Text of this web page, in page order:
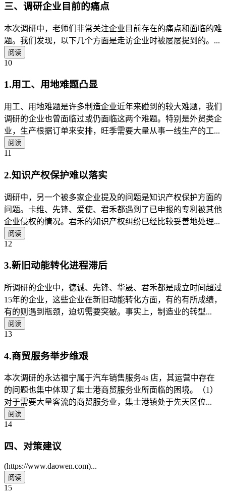
三、调研企业目前的痛点
本次调研中，老师们非常关注企业目前存在的痛点和面临的难
题。我们发现，以下几个方面是走访企业时被屡屡提到的。...
阅读
10
1.用工、用地难题凸显
用工、用地难题是许多制造企业近年来碰到的较大难题，我们
调研的企业也曾面临过或仍面临这两个难题。特别是外贸类企
业，生产根据订单来安排，旺季需要大量从事一线生产的工...
阅读
11
2.知识产权保护难以落实
调研中，另一个被多家企业提及的问题是知识产权保护方面的
问题。卡维、先锋、爱使、君禾都遇到了已申报的专利被其他
企业侵权的情况。君禾的知识产权纠纷已经比较妥善地处理...
阅读
12
3.新旧动能转化进程滞后
所调研的企业中，德诚、先锋、华晟、君禾都是成立时间超过
15年的企业，这些企业在新旧动能转化方面，有的有所成绩，
有的则遇到瓶颈，迫切需要突破。事实上，制造业的转型...
阅读
13
4.商贸服务举步维艰
本次调研的永达福宁属于汽车销售服务4s 店，其运营中存在
的问题也集中体现了集士港商贸服务业所面临的困境。（1）
对于需要大量客流的商贸服务业，集士港镇处于先天区位...
阅读
14
四、对策建议
(https://www.daowen.com)...
阅读
15